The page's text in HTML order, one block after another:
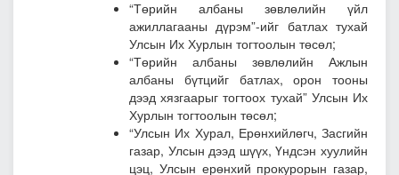
“Төрийн албаны зөвлөлийн үйл
ажиллагааны дүрэм”-ийг батлах тухай
Улсын Их Хурлын тогтоолын төсөл;
“Төрийн албаны зөвлөлийн Ажлын
албаны бүтцийг батлах, орон тооны
дээд хязгаарыг тогтоох тухай” Улсын Их
Хурлын тогтоолын төсөл;
“Улсын Их Хурал, Ерөнхийлөгч, Засгийн
газар, Улсын дээд шүүх, Үндсэн хуулийн
цэц, Улсын ерөнхий прокурорын газар,